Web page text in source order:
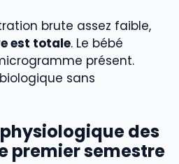
brute assez faible,
est totale. Le bébé
présent.
sans
des
premier semestre